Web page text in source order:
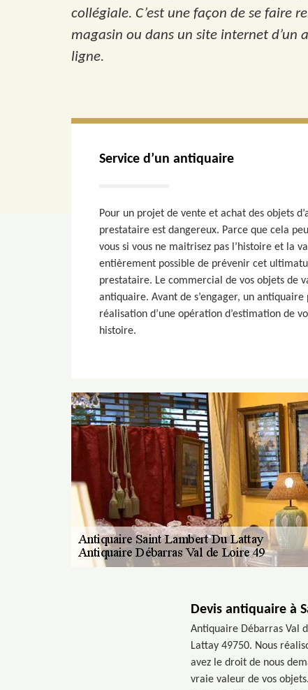
collégiale. C’est une façon de se faire
magasin ou dans un site internet d’un
ligne.
Service d’un antiquaire
Pour un projet de vente et achat des objets
prestataire est dangereux. Parce que cela
vous si vous ne maitrisez pas l’histoire et la
entièrement possible de prévenir cet
prestataire. Le commercial de vos objets de
antiquaire. Avant de s’engager, un
réalisation d’une opération d’estimation de
histoire.
Devis antiquaire à
Antiquaire Débarras Val
Lattay 49750. Nous
avez le droit de nous
vraie valeur de vos